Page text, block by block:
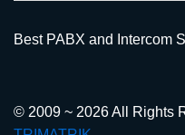
© 2009 ~ 2026 All Rights
Best PABX and Intercom